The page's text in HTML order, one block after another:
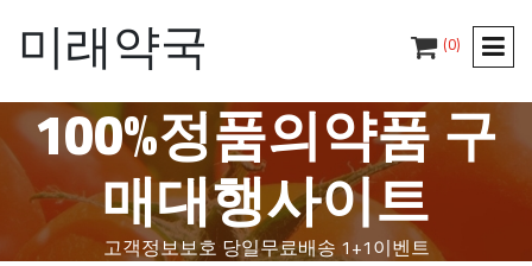
미래약국 (0)
100%정품의약품 구
매대행사이트
고객정보보호 당일무료배송 1+1이벤트